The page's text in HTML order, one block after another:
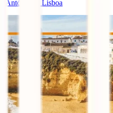
António de Lisboa